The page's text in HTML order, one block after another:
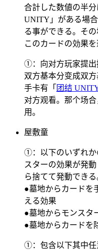
合計した数値の半
UNITY」がある場
る事ができる。そ
このカードの効果を
①：向对方玩家提出
双方基本分变成双
手卡有「 团结
对方观看。那个场
用。
屋敷童
①：以下のいずれか
スターの効果が発
ら捨てて発動でき
●墓地からカードを
える効果
●墓地からモンスタ
●墓地からカードを
①：包含以下其中任